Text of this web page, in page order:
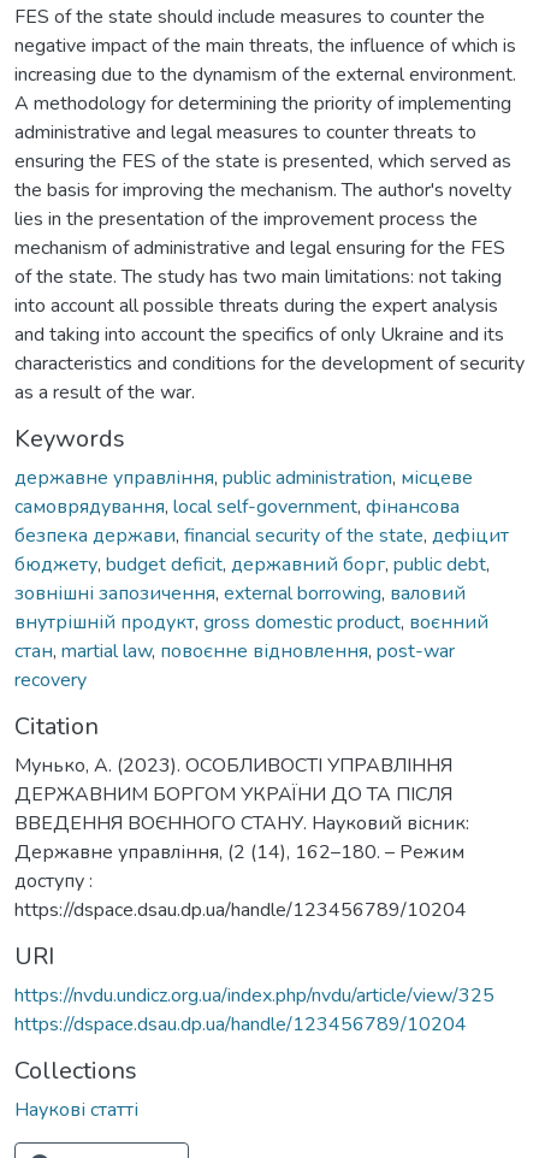
FES of the state should include measures to counter the
negative impact of the main threats, the influence of which is
increasing due to the dynamism of the external environment.
A methodology for determining the priority of implementing
administrative and legal measures to counter threats to
ensuring the FES of the state is presented, which served as
the basis for improving the mechanism. The author's novelty
lies in the presentation of the improvement process the
mechanism of administrative and legal ensuring for the FES
of the state. The study has two main limitations: not taking
into account all possible threats during the expert analysis
and taking into account the specifics of only Ukraine and its
characteristics and conditions for the development of security
as a result of the war.
Keywords
державне управління, public administration, місцеве
самоврядування, local self-government, фінансова
безпека держави, financial security of the state, дефіцит
бюджету, budget deficit, державний борг, public debt,
зовнішні запозичення, external borrowing, валовий
внутрішній продукт, gross domestic product, воєнний
стан, martial law, повоєнне відновлення, post-war
recovery
Citation
Мунько, А. (2023). ОСОБЛИВОСТІ УПРАВЛІННЯ
ДЕРЖАВНИМ БОРГОМ УКРАЇНИ ДО ТА ПІСЛЯ
ВВЕДЕННЯ ВОЄННОГО СТАНУ. Науковий вісник:
Державне управління, (2 (14), 162–180. – Режим
доступу :
https://dspace.dsau.dp.ua/handle/123456789/10204
URI
https://nvdu.undicz.org.ua/index.php/nvdu/article/view/325
https://dspace.dsau.dp.ua/handle/123456789/10204
Collections
Наукові статті